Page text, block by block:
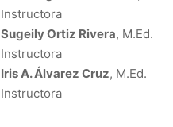
Instructora
Sugeily Ortiz Rivera, M.Ed.
Instructora
Iris A. Álvarez Cruz, M.Ed.
Instructora